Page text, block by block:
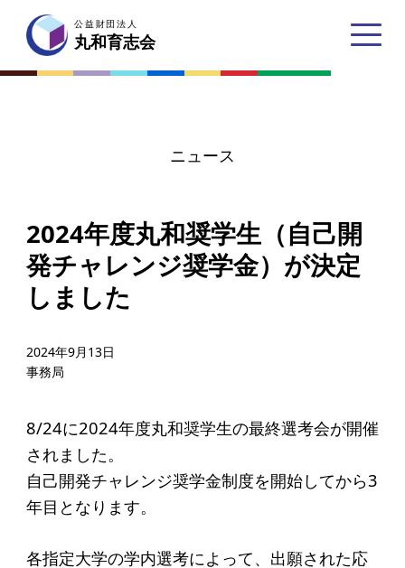
公益財団法人
丸和育志会
丸和育志会とは
理事長あいさつ
丸和育志会の目指す未来
学生のみなさんへ
起業家のみなさんへ
起業を考えている
みなさんへ
応援したいみなさんへ
公益財団法人
丸和育志会
ニュース
2024年度丸和奨学生（自己開
発チャレンジ奨学金）が決定
しました
2024年9月13日
事務局
8/24に2024年度丸和奨学生の最終選考会が開催
されました。
自己開発チャレンジ奨学金制度を開始してから3
年目となります。
各指定大学の学内選考によって、出願された応